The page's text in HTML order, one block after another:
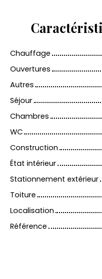
Chauffage
Ouvertures
Autres
Séjour
Chambres
WC
Construction
État intérieur
Stationnement extérieur
Toiture
Localisation
Référence